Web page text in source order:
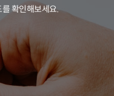
확인해보세요.